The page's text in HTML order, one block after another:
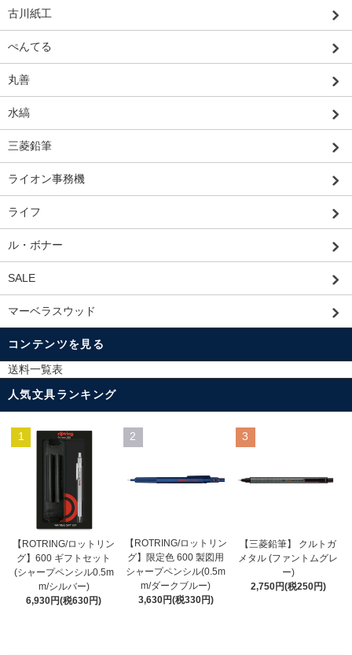
古川紙工
ぺんてる
丸善
水縞
三菱鉛筆
ライオン事務機
ライフ
ル・ボナー
SALE
マーベラスウッド
コンテンツを見る
送料一覧表
人気文具ランキング
1
【ROTRING/ロットリン
グ】600 ギフトセット
(シャープペンシル0.5m
m/シルバー)
6,930円(税630円)
2
【ROTRING/ロットリン
グ】限定色 600 製図用
シャープペンシル(0.5m
m/ダークブルー)
3,630円(税330円)
3
【三菱鉛筆】 クルトガ
メタル (ファントムグレ
ー)
2,750円(税250円)